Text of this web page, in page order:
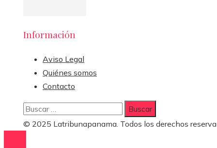
Información
Aviso Legal
Quiénes somos
Contacto
Buscar:
© 2025 Latribunapanama. Todos los derechos